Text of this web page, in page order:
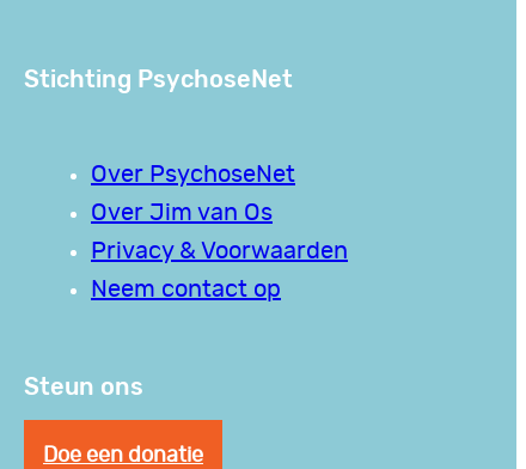
Stichting PsychoseNet
Over PsychoseNet
Over Jim van Os
Privacy & Voorwaarden
Neem contact op
Steun ons
Doe een donatie